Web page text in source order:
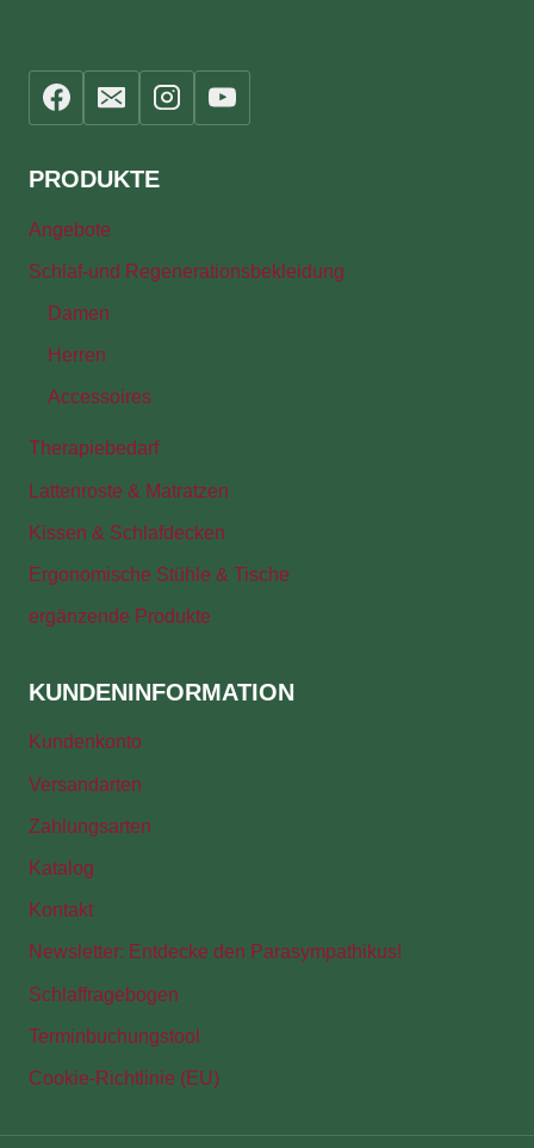
PRODUKTE
Angebote
Schlaf-und Regenerationsbekleidung
Damen
Herren
Accessoires
Therapiebedarf
Lattenroste & Matratzen
Kissen & Schlafdecken
Ergonomische Stühle & Tische
ergänzende Produkte
KUNDENINFORMATION
Kundenkonto
Versandarten
Zahlungsarten
Katalog
Kontakt
Newsletter: Entdecke den Parasympathikus!
Schlaffragebogen
Terminbuchungstool
Cookie-Richtlinie (EU)